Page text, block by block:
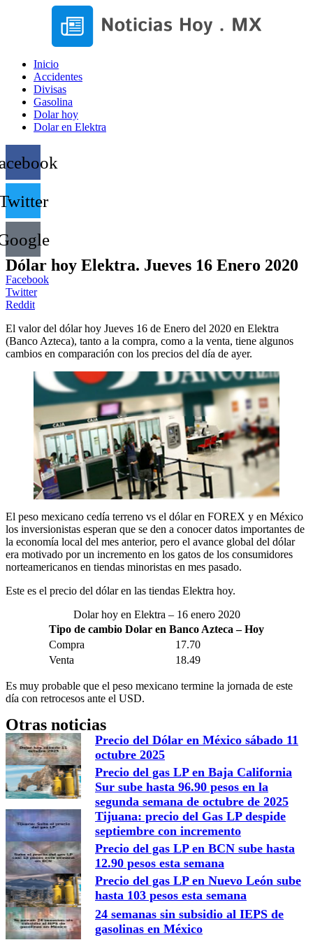
Inicio
Accidentes
Divisas
Gasolina
Dolar hoy
Dolar en Elektra
Dólar hoy Elektra. Jueves 16 Enero 2020
Facebook
Twitter
Reddit
El valor del dólar hoy Jueves 16 de Enero del 2020 en Elektra
(Banco Azteca), tanto a la compra, como a la venta, tiene algunos
cambios en comparación con los precios del día de ayer.
El peso mexicano cedía terreno vs el dólar en FOREX y en México
los inversionistas esperan que se den a conocer datos importantes de
la economía local del mes anterior, pero el avance global del dólar
era motivado por un incremento en los gatos de los consumidores
norteamericanos en tiendas minoristas en mes pasado.
Este es el precio del dólar en las tiendas Elektra hoy.
Dolar hoy en Elektra – 16 enero 2020
Tipo de cambio Dolar en Banco Azteca – Hoy
Compra
17.70
Venta
18.49
Es muy probable que el peso mexicano termine la jornada de este
día con retrocesos ante el USD.
Otras noticias
Precio del Dólar en México sábado 11
octubre 2025
Precio del gas LP en Baja California
Sur sube hasta 96.90 pesos en la
segunda semana de octubre de 2025
Tijuana: precio del Gas LP despide
septiembre con incremento
Precio del gas LP en BCN sube hasta
12.90 pesos esta semana
Precio del gas LP en Nuevo León sube
hasta 103 pesos esta semana
24 semanas sin subsidio al IEPS de
gasolinas en México